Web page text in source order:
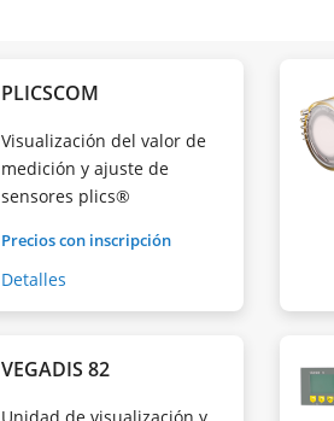
PLICSCOM
Visualización del valor de
medición y ajuste de
sensores plics®
Precios con inscripción
Detalles
VEGADIS 82